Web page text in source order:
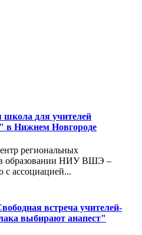
школа для учителей
в Нижнем Новгороде
региональных
в образовании НИУ ВШЭ –
ассоциацией...
встреча учителей-
выбирают анапест"